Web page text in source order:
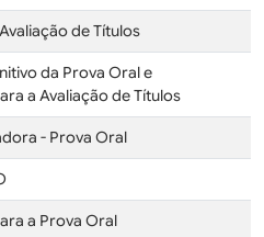
de Títulos
da Prova Oral e
a Avaliação de Títulos
- Prova Oral
a Prova Oral